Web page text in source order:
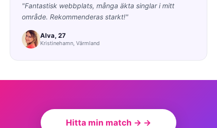
"Fantastisk webbplats, många äkta singlar i mitt
område. Rekommenderas starkt!"
Alva, 27
Kristinehamn, Värmland
Hitta min match → →